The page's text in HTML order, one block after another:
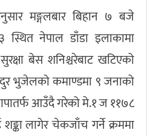
मङ्गलबार बिहान ७ बजे
स्थित नेपाल डाँडा इलाकामा
बेस शनिश्चरेबाट खटिएको
भुजेलको कमाण्डमा ९ जनाको
आउँदै गरेको मे.१ ज ११७८
लागेर चेकजाँच गर्ने क्रममा